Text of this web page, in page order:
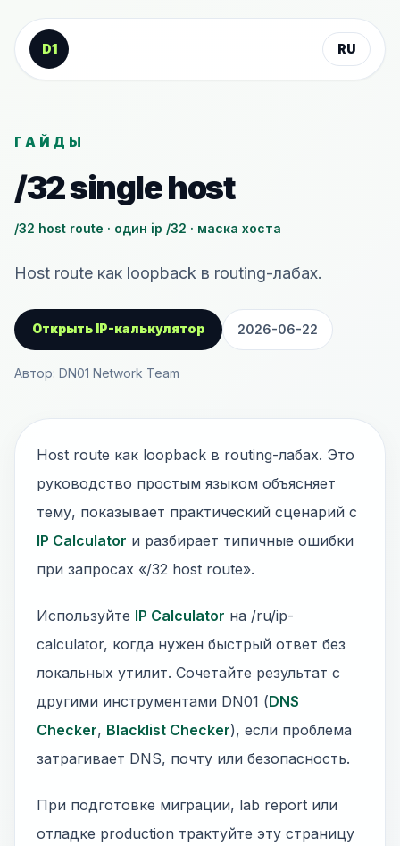
К содержанию
D1
RU
ГАЙДЫ
/32 single host
/32 host route · один ip /32 · маска хоста
Host route как loopback в routing-лабах.
Открыть IP-калькулятор 2026-06-22
Автор: DN01 Network Team
Host route как loopback в routing-лабах. Это
руководство простым языком объясняет
тему, показывает практический сценарий с
IP Calculator и разбирает типичные ошибки
при запросах «/32 host route».
Используйте IP Calculator на /ru/ip-
calculator, когда нужен быстрый ответ без
локальных утилит. Сочетайте результат с
другими инструментами DN01 (DNS
Checker, Blacklist Checker), если проблема
затрагивает DNS, почту или безопасность.
При подготовке миграции, lab report или
отладке production трактуйте эту страницу